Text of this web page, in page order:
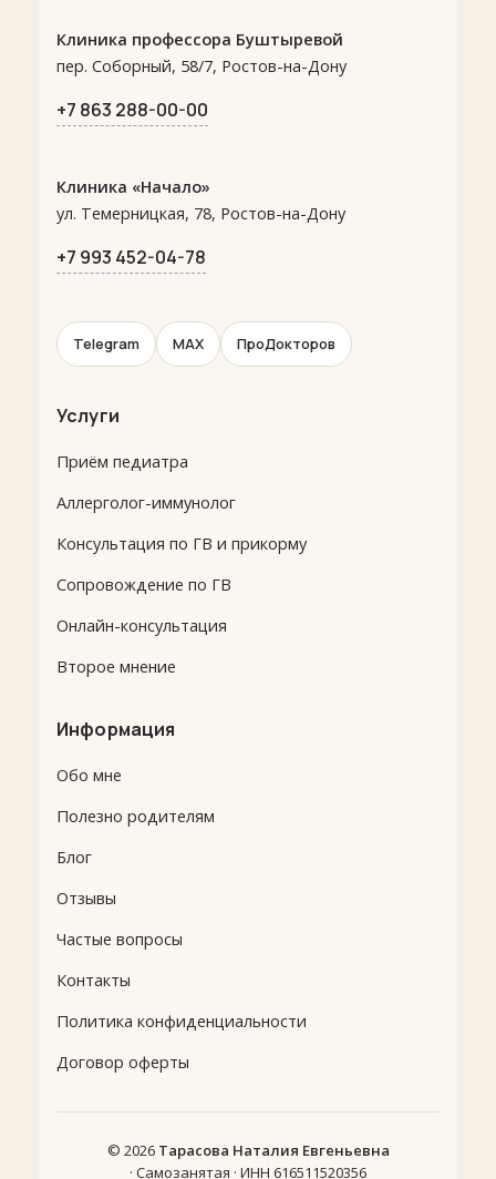
Клиника профессора Буштыревой
пер. Соборный, 58/7, Ростов-на-Дону
+7 863 288-00-00
Клиника «Начало»
ул. Темерницкая, 78, Ростов-на-Дону
+7 993 452-04-78
Telegram MAX ПроДокторов
Услуги
Приём педиатра
Аллерголог-иммунолог
Консультация по ГВ и прикорму
Сопровождение по ГВ
Онлайн-консультация
Второе мнение
Информация
Обо мне
Полезно родителям
Блог
Отзывы
Частые вопросы
Контакты
Политика конфиденциальности
Договор оферты
© 2026 Тарасова Наталия Евгеньевна
· Самозанятая · ИНН 616511520356